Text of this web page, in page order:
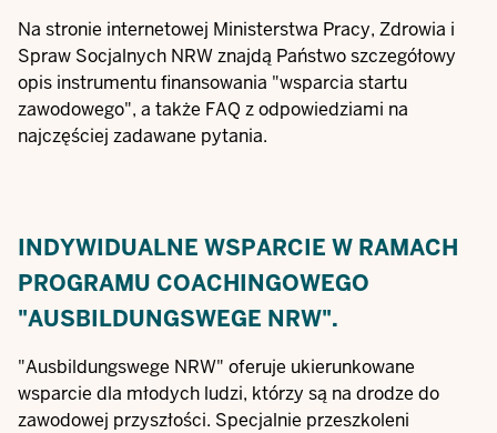
Na stronie internetowej Ministerstwa Pracy, Zdrowia i
Spraw Socjalnych NRW znajdą Państwo szczegółowy
opis instrumentu finansowania "wsparcia startu
zawodowego", a także FAQ z odpowiedziami na
najczęściej zadawane pytania.
INDYWIDUALNE WSPARCIE W RAMACH
PROGRAMU COACHINGOWEGO
"AUSBILDUNGSWEGE NRW".
"Ausbildungswege NRW" oferuje ukierunkowane
wsparcie dla młodych ludzi, którzy są na drodze do
zawodowej przyszłości. Specjalnie przeszkoleni